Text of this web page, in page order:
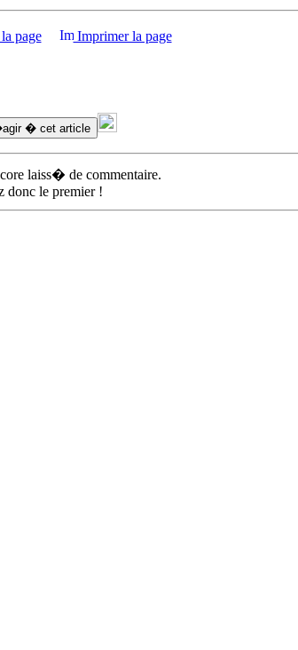
page Imprimer la page
laiss� de commentaire.
donc le premier !